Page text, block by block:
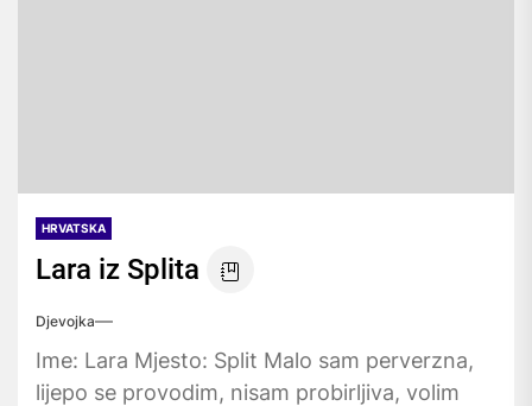
HRVATSKA
Lara iz Splita
Djevojka
Ime: Lara Mjesto: Split Malo sam perverzna,
lijepo se provodim, nisam probirljiva, volim